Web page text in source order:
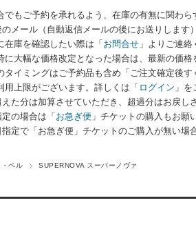
もご予約を承れるよう、在庫の有無に関わら
メール（自動返信メールの後にお送りします
庫を確認したい際は 「 お問合せ 」 よりご連絡
大幅な価格改定となった場合は、最新の価格
イミングはご予約品も含め「ご注文確定後す
上限がございます。詳しくは 「 ログイン 」 を
た分は加算させていただき、超過分はお戻し
の場合は「 お急ぎ便 」チケットの購入もお願
定で「お急ぎ便」チケットのご購入が無い場
・ベル SUPERNOVA スーパーノヴァ